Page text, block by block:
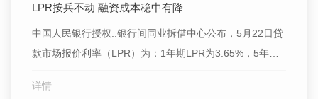
LPR按兵不动 融资成本稳中有降
中国人民银行授权..银行间同业拆借中心公布，5月22日贷
款市场报价利率（LPR）为：1年期LPR为3.65%，5年期
下降以后，连续9个月维持不变。 谈及本月LPR不变的
详情